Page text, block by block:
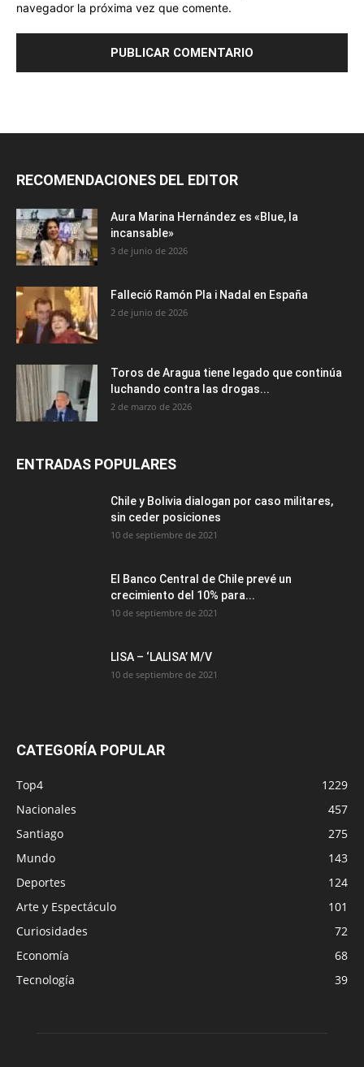
navegador la próxima vez que comente.
RECOMENDACIONES DEL EDITOR
Aura Marina Hernández es «Blue, la
incansable»
3 de junio de 2026
Falleció Ramón Pla i Nadal en España
2 de junio de 2026
Toros de Aragua tiene legado que continúa
luchando contra las drogas...
2 de marzo de 2026
ENTRADAS POPULARES
Chile y Bolivia dialogan por caso militares,
sin ceder posiciones
10 de septiembre de 2021
El Banco Central de Chile prevé un
crecimiento del 10% para...
10 de septiembre de 2021
LISA – ‘LALISA’ M/V
10 de septiembre de 2021
CATEGORÍA POPULAR
Top4
1229
Nacionales
457
Santiago
275
Mundo
143
Deportes
124
Arte y Espectáculo
101
Curiosidades
72
Economía
68
Tecnología
39